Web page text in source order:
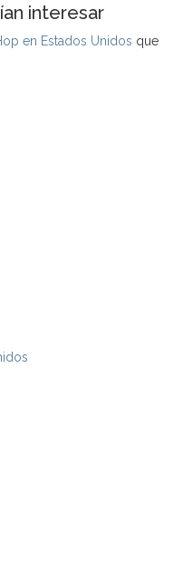
interesar
en Estados Unidos que